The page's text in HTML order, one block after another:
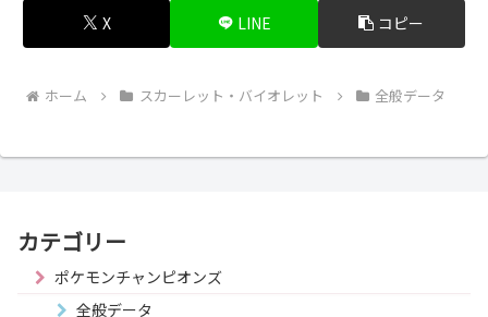
X LINE コピー
ホーム スカーレット・バイオレット 全般データ
カテゴリー
ポケモンチャンピオンズ
全般データ